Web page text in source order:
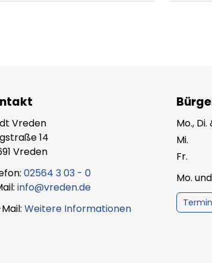
Vreden
14
Vreden
02564 3 03 - 0
info@vreden.de
Weitere Informationen
Mo., Di.
Mi.
Fr.
Mo.